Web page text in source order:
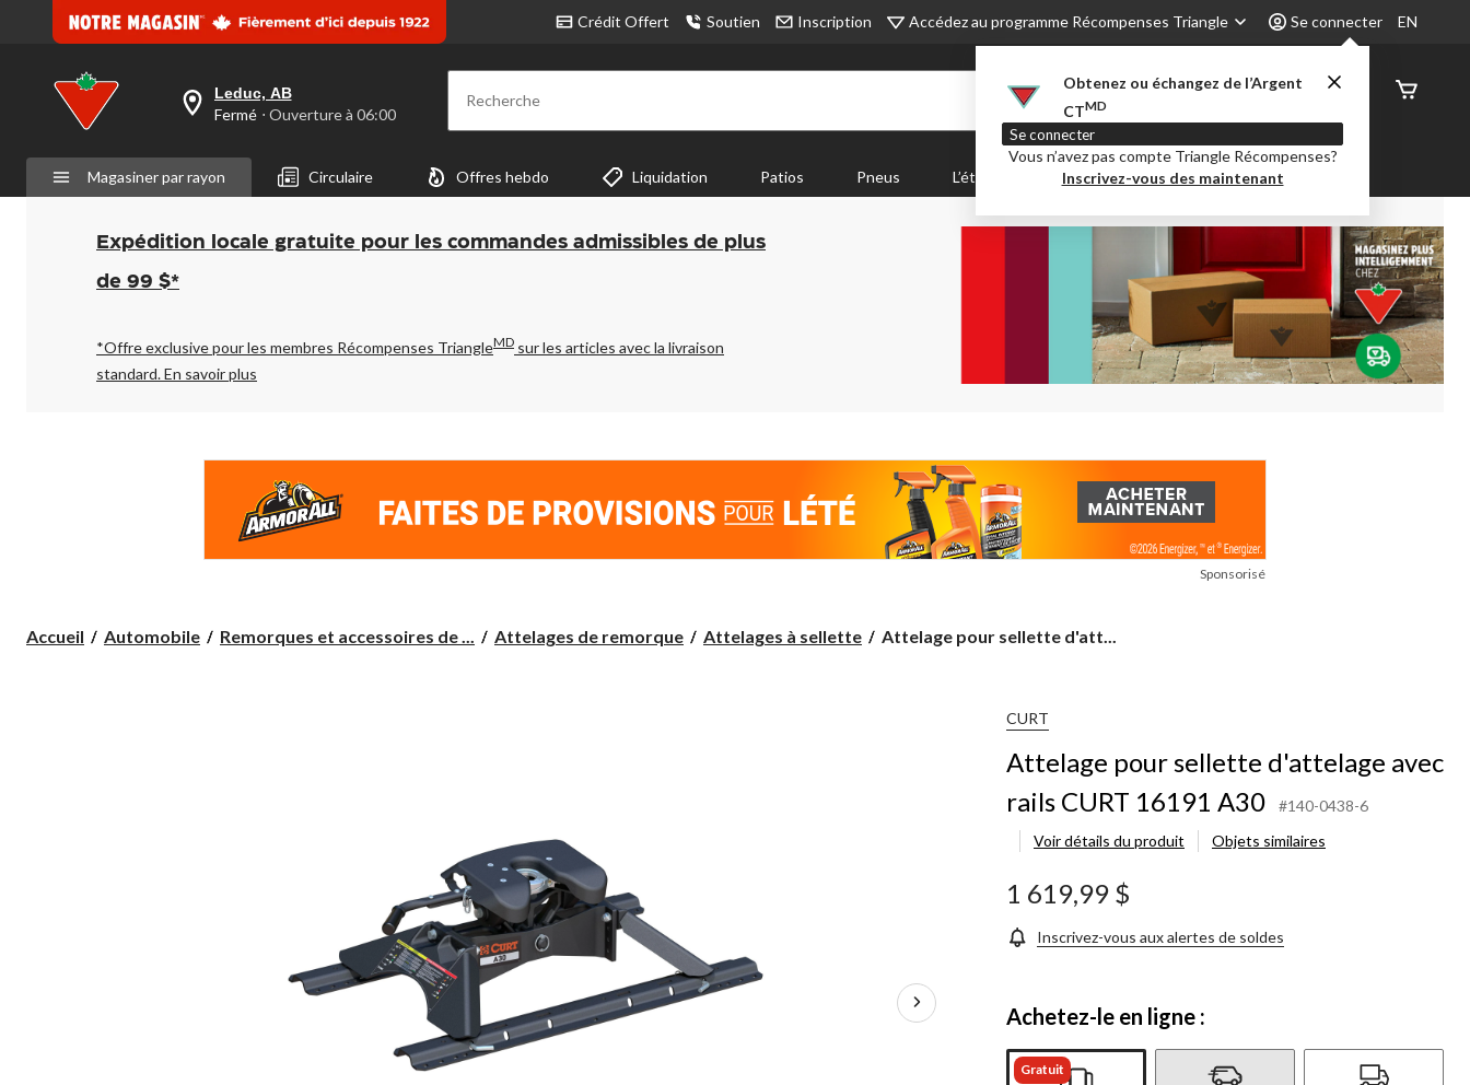
Crédit Offert Soutien Inscription Accédez au programme Récompenses Triangle Se connecter
Obtenez ou échangez de l’Argent
CTMD
Se connecter
Vous n’avez pas compte Triangle Récompenses?
Inscrivez-vous des maintenant
EN
votre
est
Leduc,
AB,
Fermé,
Ouverture
à
pour
changer
Leduc, AB
Fermé ⋅ Ouverture à 06:00 Recherche
État de
Magasiner par rayon Circulaire Offres hebdo Liquidation Patios Pneus L’été Party City Centre-auto
Expédition locale gratuite pour les commandes admissibles de plus
de 99 $*
*Offre exclusive pour les membres Récompenses TriangleMD sur les articles avec la livraison
standard.En savoir plus
Sponsorisé
Accueil Automobile Remorques et accessoires de ... Attelages de remorque Attelages à sellette
Attelage
Attelage pour sellette d'att...
CURT
Attelage pour sellette d'attelage avec
rails CURT 16191 A30
#140-0438-6
Voir détails du produit
Objets similaires
1 619,99 $
Inscrivez-vous aux alertes de soldes
Achetez-le en ligne :
Gratuit